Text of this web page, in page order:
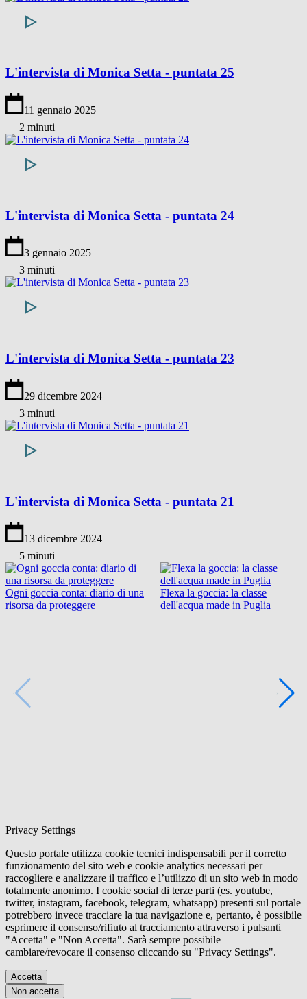
L'intervista di Monica Setta - puntata 25
11 gennaio 2025
2 minuti
L'intervista di Monica Setta - puntata 24
3 gennaio 2025
3 minuti
L'intervista di Monica Setta - puntata 23
29 dicembre 2024
3 minuti
L'intervista di Monica Setta - puntata 21
13 dicembre 2024
5 minuti
Ogni goccia conta: diario di una
risorsa da proteggere
Flexa la goccia: la classe
dell'acqua made in Puglia
Privacy Settings
Questo portale utilizza cookie tecnici indispensabili per il corretto
funzionamento del sito web e cookie analytics necessari per
raccogliere e analizzare il traffico e l’utilizzo di un sito web in modo
totalmente anonimo. I cookie social di terze parti (es. youtube,
twitter, instagram, facebook, telegram, whatsapp) presenti sul portale
potrebbero invece tracciare la tua navigazione e, pertanto, è possibile
esprimere il consenso/rifiuto al tracciamento attraverso i pulsanti
"Accetta" e "Non Accetta". Sarà sempre possibile
cambiare/revocare il consenso cliccando su "Privacy Settings".
Accetta
Non accetta